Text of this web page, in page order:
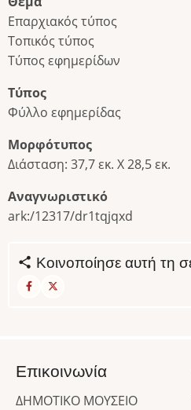
Επαρχιακός τύπος
Τοπικός τύπος
Τύπος εφημερίδων
Τύπος
Φύλλο εφημερίδας
Μορφότυπος
Διάσταση: 37,7 εκ. Χ 28,5 εκ.
Αναγνωριστικό
ark:/12317/dr1tqjqxd
Κοινοποίησε αυτή τη
Επικοινωνία
ΔΗΜΟΤΙΚΟ ΜΟΥΣΕΙΟ